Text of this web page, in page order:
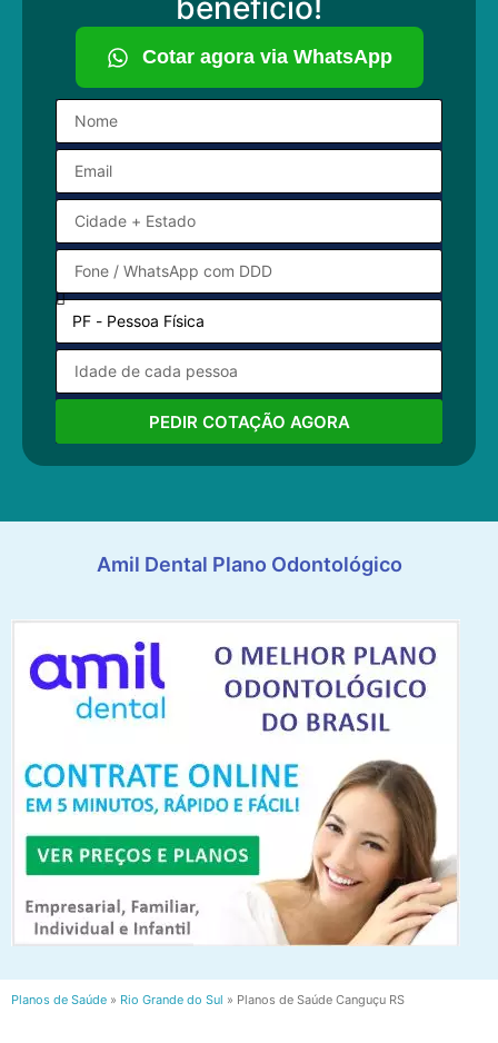
benefício!
Cotar agora via WhatsApp
PEDIR COTAÇÃO AGORA
Amil Dental Plano Odontológico
Planos de Saúde » Rio Grande do Sul » Planos de Saúde Canguçu RS